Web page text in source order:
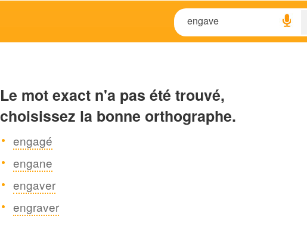
Le mot exact n'a pas été trouvé,
choisissez la bonne orthographe.
engagé
engane
engaver
engraver